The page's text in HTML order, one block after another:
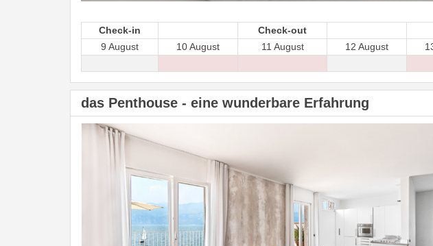
Check-in
Check-out
9 August
10 August 11 August 12 August
das Penthouse - eine wunderbare Erfahrung